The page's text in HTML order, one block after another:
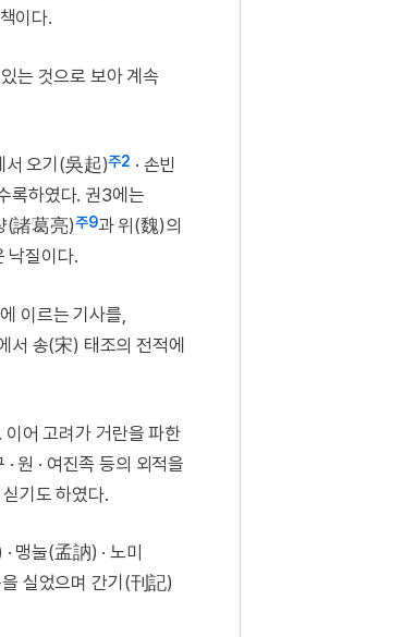
이다.
는 것으로 보아 계속
서 오기(吳起)주2 · 손빈
록하였다. 권3에는
(諸葛亮)주9과 위(魏)의
낙질이다.
이르는 기사를,
서 송(宋) 태조의 전적에
어 고려가 거란을 파한
원 · 여진족 등의 외적을
기도 하였다.
맹눌(孟訥) · 노미
실었으며 간기(刊記)